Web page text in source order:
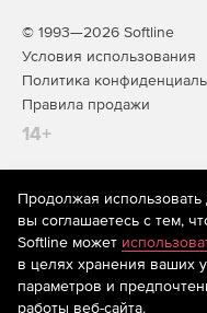
© 1993—2026 Softline
Условия использования
Политика
Правила продажи
14+
На информационном
рекомендательные
предоставления
систематизации и
предпочтениям
находящихся на
Продолжая использовать
вы соглашаетесь с тем,
Softline может
в целях хранения ваших
параметров и
работы веб-сайта.